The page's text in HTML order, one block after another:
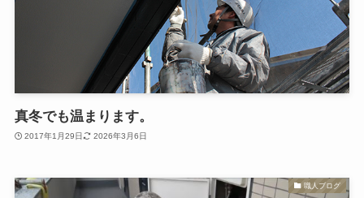
真冬でも温まります。
2017年1月29日 2026年3月6日
職人ブログ